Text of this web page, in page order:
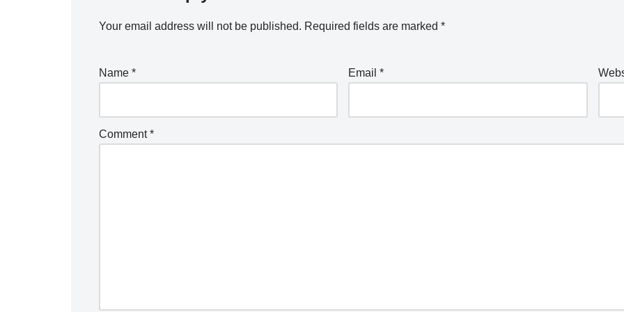
Your email address will not be published. Required fields are marked *
Name * Email*
Comment*